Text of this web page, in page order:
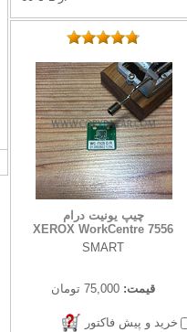
چیپ یونیت درام
XEROX WorkCentre 7556
SMART
قیمت: 75,000 تومان
خرید و پیش فاکتور